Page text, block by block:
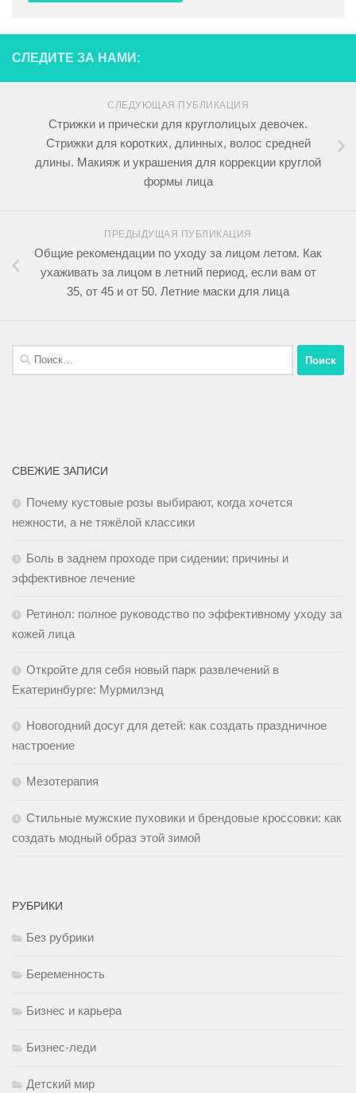
СЛЕДИТЕ ЗА НАМИ:
СЛЕДУЮЩАЯ ПУБЛИКАЦИЯ
Стрижки и прически для круглолицых девочек.
Стрижки для коротких, длинных, волос средней
длины. Макияж и украшения для коррекции круглой
формы лица
ПРЕДЫДУЩАЯ ПУБЛИКАЦИЯ
Общие рекомендации по уходу за лицом летом. Как
ухаживать за лицом в летний период, если вам от
35, от 45 и от 50. Летние маски для лица
СВЕЖИЕ ЗАПИСИ
Почему кустовые розы выбирают, когда хочется
нежности, а не тяжёлой классики
Боль в заднем проходе при сидении: причины и
эффективное лечение
Ретинол: полное руководство по эффективному уходу за
кожей лица
Откройте для себя новый парк развлечений в
Екатеринбурге: Мурмилэнд
Новогодний досуг для детей: как создать праздничное
настроение
Мезотерапия
Стильные мужские пуховики и брендовые кроссовки: как
создать модный образ этой зимой
РУБРИКИ
Без рубрики
Беременность
Бизнес и карьера
Бизнес-леди
Детский мир